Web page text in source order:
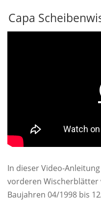
Capa
In dieser Video-
vorderen Wischerblätter
Baujahren 04/1998 bis